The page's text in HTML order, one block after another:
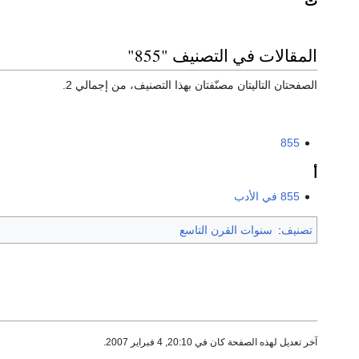
المقالات في التصنيف "855"
الصفحتان التاليتان مصنّفتان بهذا التصنيف، من إجمالي 2.
855
855 في الأدب
تصنيف: سنوات القرن التاسع
آخر تعديل لهذه الصفحة كان في 20:10, 4 فبراير 2007.